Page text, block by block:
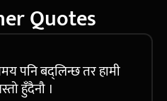
Quotes
पनि बद्लिन्छ तर हामी
हुँदैनौ ।